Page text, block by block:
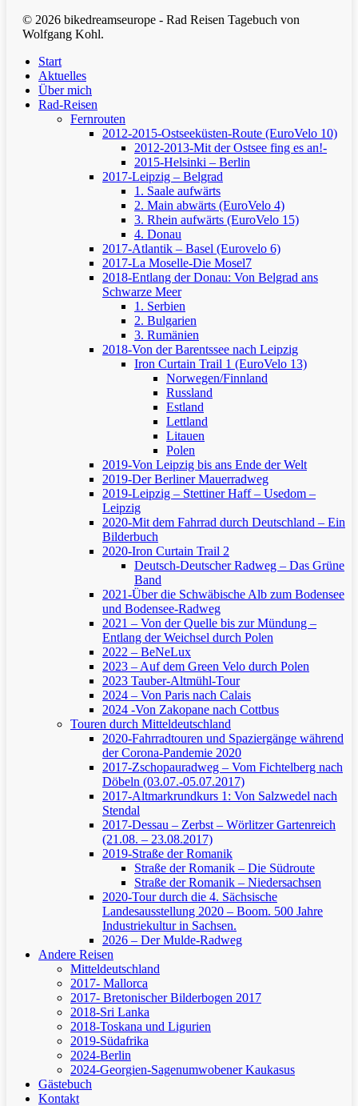
© 2026 bikedreamseurope - Rad Reisen Tagebuch von
Wolfgang Kohl.
Start
Aktuelles
Über mich
Rad-Reisen
Fernrouten
2012-2015-Ostseeküsten-Route (EuroVelo 10)
2012-2013-Mit der Ostsee fing es an!-
2015-Helsinki – Berlin
2017-Leipzig – Belgrad
1. Saale aufwärts
2. Main abwärts (EuroVelo 4)
3. Rhein aufwärts (EuroVelo 15)
4. Donau
2017-Atlantik – Basel (Eurovelo 6)
2017-La Moselle-Die Mosel7
2018-Entlang der Donau: Von Belgrad ans
Schwarze Meer
1. Serbien
2. Bulgarien
3. Rumänien
2018-Von der Barentssee nach Leipzig
Iron Curtain Trail 1 (EuroVelo 13)
Norwegen/Finnland
Russland
Estland
Lettland
Litauen
Polen
2019-Von Leipzig bis ans Ende der Welt
2019-Der Berliner Mauerradweg
2019-Leipzig – Stettiner Haff – Usedom –
Leipzig
2020-Mit dem Fahrrad durch Deutschland – Ein
Bilderbuch
2020-Iron Curtain Trail 2
Deutsch-Deutscher Radweg – Das Grüne
Band
2021-Über die Schwäbische Alb zum Bodensee
und Bodensee-Radweg
2021 – Von der Quelle bis zur Mündung –
Entlang der Weichsel durch Polen
2022 – BeNeLux
2023 – Auf dem Green Velo durch Polen
2023 Tauber-Altmühl-Tour
2024 – Von Paris nach Calais
2024 -Von Zakopane nach Cottbus
Touren durch Mitteldeutschland
2020-Fahrradtouren und Spaziergänge während
der Corona-Pandemie 2020
2017-Zschopauradweg – Vom Fichtelberg nach
Döbeln (03.07.-05.07.2017)
2017-Altmarkrundkurs 1: Von Salzwedel nach
Stendal
2017-Dessau – Zerbst – Wörlitzer Gartenreich
(21.08. – 23.08.2017)
2019-Straße der Romanik
Straße der Romanik – Die Südroute
Straße der Romanik – Niedersachsen
2020-Tour durch die 4. Sächsische
Landesausstellung 2020 – Boom. 500 Jahre
Industriekultur in Sachsen.
2026 – Der Mulde-Radweg
Andere Reisen
Mitteldeutschland
2017- Mallorca
2017- Bretonischer Bilderbogen 2017
2018-Sri Lanka
2018-Toskana und Ligurien
2019-Südafrika
2024-Berlin
2024-Georgien-Sagenumwobener Kaukasus
Gästebuch
Kontakt